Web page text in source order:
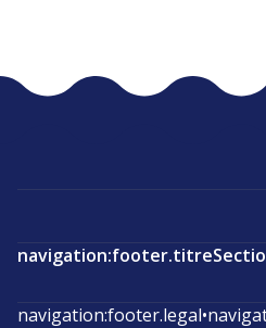
navigation:footer.legal•